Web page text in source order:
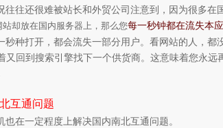
往往还很难被站长和外贸公司注意到，因为很多
却放在国内服务器上，那么您每一秒钟都在流失本
秒种打开，都会流失一部分用户。看网站的人，
又回到搜索引擎找下一个供货商。这意味着您永远
互通问题
也在一定程度上解决国内南北互通问题。